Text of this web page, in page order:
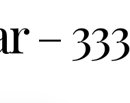
– 333